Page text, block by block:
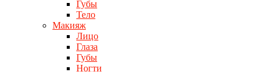
Губы
Тело
Макияж
Лицо
Глаза
Губы
Ногти